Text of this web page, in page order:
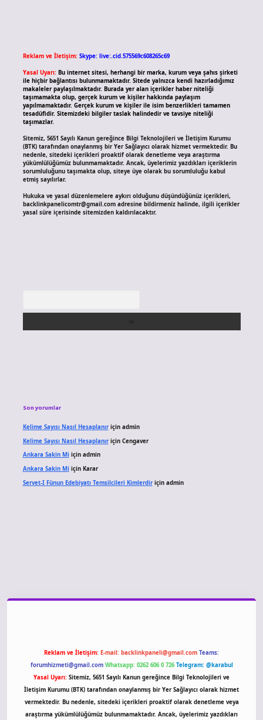
Reklam ve İletişim: Skype: live:.cid.575569c608265c69
Yasal Uyarı: Bu internet sitesi, herhangi bir marka, kurum veya şahıs şirketi
ile hiçbir bağlantısı bulunmamaktadır. Sitede yalnızca kendi hazırladığımız
makaleler paylaşılmaktadır. Burada yer alan içerikler haber niteliği
taşımamakta olup, gerçek kurum ve kişiler hakkında paylaşım
yapılmamaktadır. Gerçek kurum ve kişiler ile isim benzerlikleri tamamen
tesadüfidir. Sitemizdeki bilgiler taslak halindedir ve tavsiye niteliği
taşımazlar.
Sitemiz, 5651 Sayılı Kanun gereğince Bilgi Teknolojileri ve İletişim Kurumu
(BTK) tarafından onaylanmış bir Yer Sağlayıcı olarak hizmet vermektedir. Bu
nedenle, sitedeki içerikleri proaktif olarak denetleme veya araştırma
yükümlülüğümüz bulunmamaktadır. Ancak, üyelerimiz yazdıkları içeriklerin
sorumluluğunu taşımakta olup, siteye üye olarak bu sorumluluğu kabul
etmiş sayılırlar.
Hukuka ve yasal düzenlemelere aykırı olduğunu düşündüğünüz içerikleri,
backlinkpanelicomtr@gmail.comadresine bildirmeniz halinde, ilgili içerikler
yasal süre içerisinde sitemizden kaldırılacaktır.
Son yorumlar
Kelime Sayısı Nasıl Hesaplanıriçin admin
Kelime Sayısı Nasıl Hesaplanıriçin Cengaver
Ankara Sakin Miiçin admin
Ankara Sakin Miiçin Karar
Servet-I Fünun Edebiyatı Temsilcileri Kimlerdiriçin admin
Reklam ve İletişim: E-mail: backlinkpaneli@gmail.com Teams:
forumhizmeti@gmail.com Whatsapp: 0262 606 0 726 Telegram: @karabul
Yasal Uyarı: Sitemiz, 5651 Sayılı Kanun gereğince Bilgi Teknolojileri ve
İletişim Kurumu (BTK) tarafından onaylanmış bir Yer Sağlayıcı olarak hizmet
vermektedir. Bu nedenle, sitedeki içerikleri proaktif olarak denetleme veya
araştırma yükümlülüğümüz bulunmamaktadır. Ancak, üyelerimiz yazdıkları